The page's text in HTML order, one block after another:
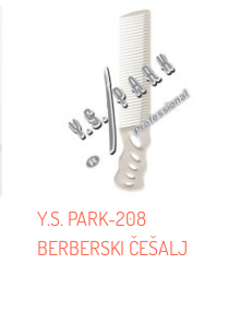
Y.S. PARK-208
BERBERSKI ČEŠALJ